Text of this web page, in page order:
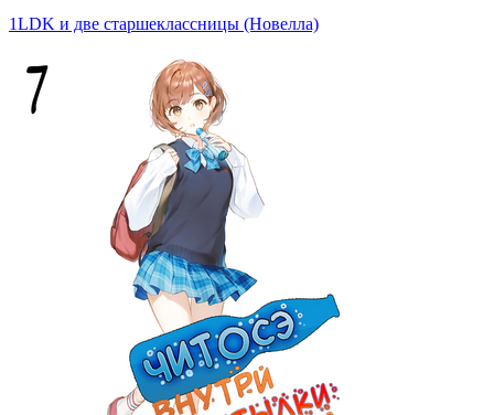
1LDK и две старшеклассницы (Новелла)